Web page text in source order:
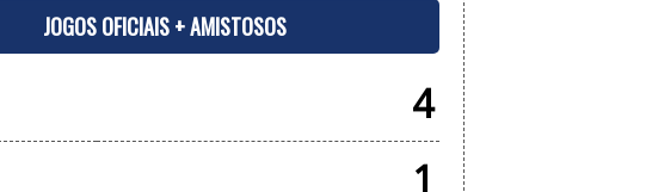
JOGOS OFICIAIS + AMISTOSOS
4
1